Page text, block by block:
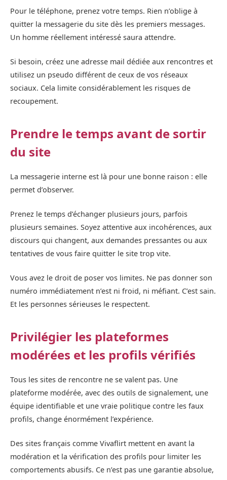
Pour le téléphone, prenez votre temps. Rien n’oblige à
quitter la messagerie du site dès les premiers messages.
Un homme réellement intéressé saura attendre.
Si besoin, créez une adresse mail dédiée aux rencontres et
utilisez un pseudo différent de ceux de vos réseaux
sociaux. Cela limite considérablement les risques de
recoupement.
Prendre le temps avant de sortir
du site
La messagerie interne est là pour une bonne raison : elle
permet d’observer.
Prenez le temps d’échanger plusieurs jours, parfois
plusieurs semaines. Soyez attentive aux incohérences, aux
discours qui changent, aux demandes pressantes ou aux
tentatives de vous faire quitter le site trop vite.
Vous avez le droit de poser vos limites. Ne pas donner son
numéro immédiatement n’est ni froid, ni méfiant. C’est sain.
Et les personnes sérieuses le respectent.
Privilégier les plateformes
modérées et les profils vérifiés
Tous les sites de rencontre ne se valent pas. Une
plateforme modérée, avec des outils de signalement, une
équipe identifiable et une vraie politique contre les faux
profils, change énormément l’expérience.
Des sites français comme Vivaflirt mettent en avant la
modération et la vérification des profils pour limiter les
comportements abusifs. Ce n’est pas une garantie absolue,